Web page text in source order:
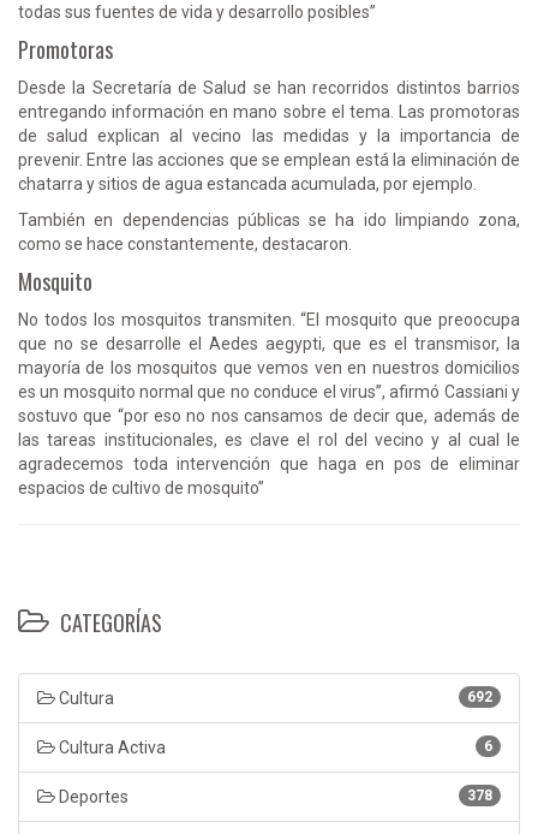
todas sus fuentes de vida y desarrollo posibles”
Promotoras
Desde la Secretaría de Salud se han recorridos distintos barrios
entregando información en mano sobre el tema. Las promotoras
de salud explican al vecino las medidas y la importancia de
prevenir. Entre las acciones que se emplean está la eliminación de
chatarra y sitios de agua estancada acumulada, por ejemplo.
También en dependencias públicas se ha ido limpiando zona,
como se hace constantemente, destacaron.
Mosquito
No todos los mosquitos transmiten. “El mosquito que preoocupa
que no se desarrolle el Aedes aegypti, que es el transmisor, la
mayoría de los mosquitos que vemos ven en nuestros domicilios
es un mosquito normal que no conduce el virus”, afirmó Cassiani y
sostuvo que “por eso no nos cansamos de decir que, además de
las tareas institucionales, es clave el rol del vecino y al cual le
agradecemos toda intervención que haga en pos de eliminar
espacios de cultivo de mosquito”
CATEGORÍAS
692
Cultura
6
Cultura Activa
378
Deportes